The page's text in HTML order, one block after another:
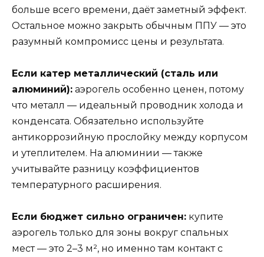
больше всего времени, даёт заметный эффект.
Остальное можно закрыть обычным ППУ — это
разумный компромисс цены и результата.
Если катер металлический (сталь или
алюминий): аэрогель особенно ценен, потому
что металл — идеальный проводник холода и
конденсата. Обязательно используйте
антикоррозийную прослойку между корпусом
и утеплителем. На алюминии — также
учитывайте разницу коэффициентов
температурного расширения.
Если бюджет сильно ограничен: купите
аэрогель только для зоны вокруг спальных
мест — это 2–3 м², но именно там контакт с